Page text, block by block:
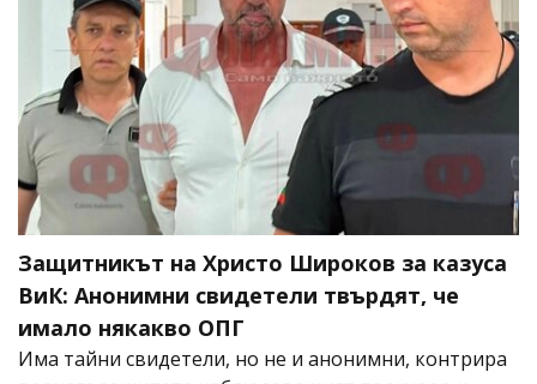
Защитникът на Христо Широков за казуса
ВиК: Анонимни свидетели твърдят, че
имало някакво ОПГ
Има тайни свидетели, но не и анонимни, контрира